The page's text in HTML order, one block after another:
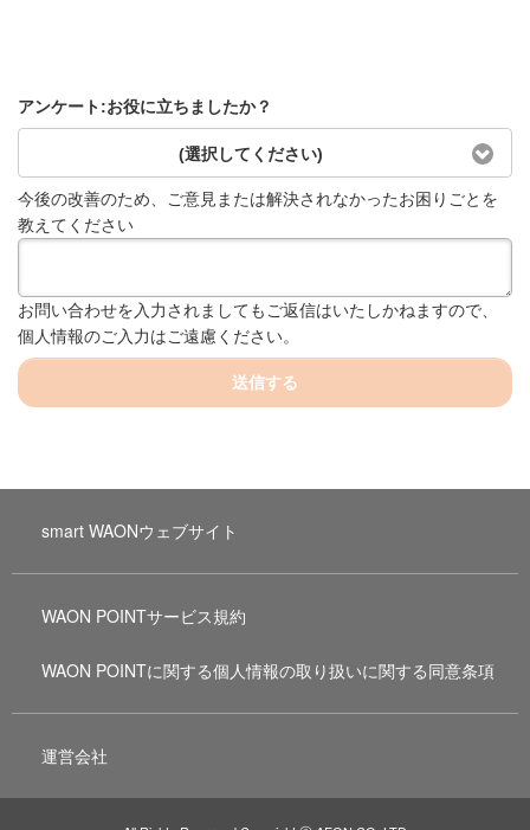
アンケート:お役に立ちましたか？
(選択してください)
今後の改善のため、ご意見または解決されなかったお困りごとを
教えてください
お問い合わせを入力されましてもご返信はいたしかねますので、
個人情報のご入力はご遠慮ください。
送信する
smart WAONウェブサイト
WAON POINTサービス規約
WAON POINTに関する個人情報の取り扱いに関する同意条項
運営会社